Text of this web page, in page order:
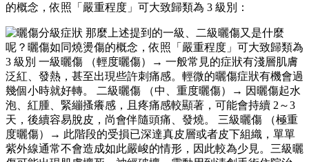
的概念，依照「嚴重程度」可大致歸類為 3 級別：